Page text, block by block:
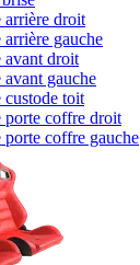
arrière droit
gauche
avant droit
gauche
custode toit
porte coffre droit
porte coffre gauche